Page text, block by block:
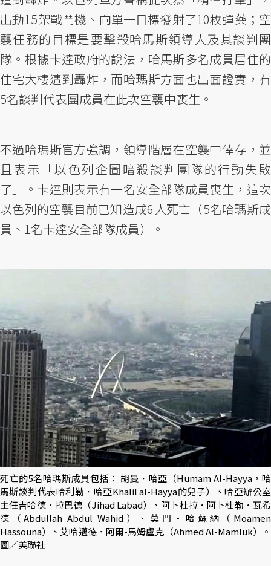
出動15架戰鬥機、向單一目標發射了10枚彈藥；空
襲任務的目標是要擊殺哈馬斯領導人及其談判團
隊。根據卡達政府的說法，哈馬斯多名成員居住的
住宅大樓遭到轟炸，而哈瑪斯方面也出面證實，有
5名談判代表團成員在此次空襲中喪生。
不過哈瑪斯官方強調，領導階層在空襲中倖存，並
且表示「以色列企圖暗殺談判團隊的行動失敗
了」。卡達則表示有一名安全部隊成員喪生，這次
以色列的空襲目前已知造成6人死亡（5名哈瑪斯成
員、1名卡達安全部隊成員）。
死亡的5名哈瑪斯成員包括： 胡曼．哈亞（Humam Al-Hayya，哈
馬斯談判代表哈利勒．哈亞Khalil al-Hayya的兒子）、哈亞辦公室
主任吉哈德．拉巴德（Jihad Labad）、阿卜杜拉．阿卜杜勒·瓦希
德（Abdullah Abdul Wahid）、莫門·哈蘇納（Moamen
Hassouna）、艾哈邁德．阿爾-馬姆盧克（Ahmed Al-Mamluk）。
圖／美聯社